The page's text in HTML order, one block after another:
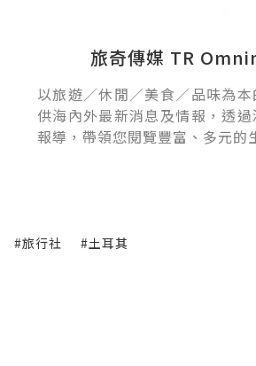
旅奇傳媒 TR
以旅遊／休閒／美食／品味為
供海內外最新消息及情報，透
報導，帶領您閱覽豐富、多元的
#旅行社 #土耳其